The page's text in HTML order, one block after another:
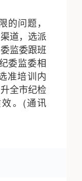
的问题，
道，选派
监委跟班
委监委相
准培训内
全市纪检
。(通讯